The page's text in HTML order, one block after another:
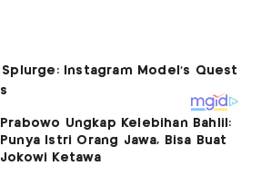
Prabowo Ungkap Kelebihan Bahlil:
Punya Istri Orang Jawa, Bisa Buat
Jokowi Ketawa